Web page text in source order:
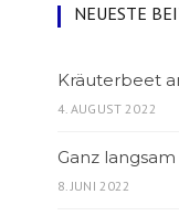
NEUESTE
Kräuterbeet
4. AUGUST 2022
Ganz
8. JUNI 2022